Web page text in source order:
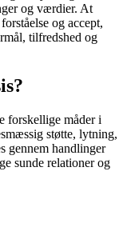
og værdier. At
og accept,
tilfredshed og
forskellige måder i
støtte, lytning,
gennem handlinger
sunde relationer og